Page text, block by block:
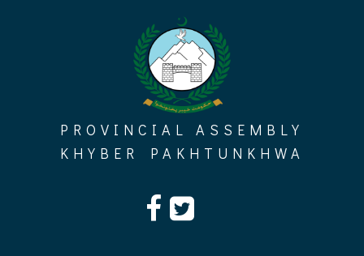
PROVINCIAL ASSEMBLY
KHYBER PAKHTUNKHWA